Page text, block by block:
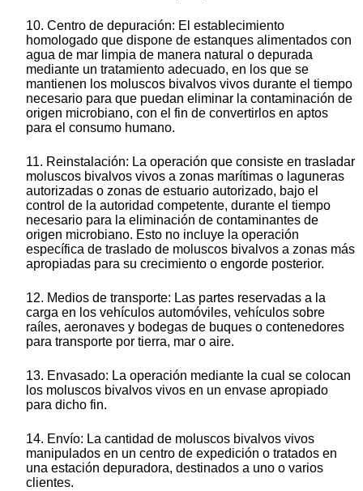
10. Centro de depuración: El establecimiento
homologado que dispone de estanques alimentados con
agua de mar limpia de manera natural o depurada
mediante un tratamiento adecuado, en los que se
mantienen los moluscos bivalvos vivos durante el tiempo
necesario para que puedan eliminar la contaminación de
origen microbiano, con el fin de convertirlos en aptos
para el consumo humano.
11. Reinstalación: La operación que consiste en trasladar
moluscos bivalvos vivos a zonas marítimas o laguneras
autorizadas o zonas de estuario autorizado, bajo el
control de la autoridad competente, durante el tiempo
necesario para la eliminación de contaminantes de
origen microbiano. Esto no incluye la operación
específica de traslado de moluscos bivalvos a zonas más
apropiadas para su crecimiento o engorde posterior.
12. Medios de transporte: Las partes reservadas a la
carga en los vehículos automóviles, vehículos sobre
raíles, aeronaves y bodegas de buques o contenedores
para transporte por tierra, mar o aire.
13. Envasado: La operación mediante la cual se colocan
los moluscos bivalvos vivos en un envase apropiado
para dicho fin.
14. Envío: La cantidad de moluscos bivalvos vivos
manipulados en un centro de expedición o tratados en
una estación depuradora, destinados a uno o varios
clientes.